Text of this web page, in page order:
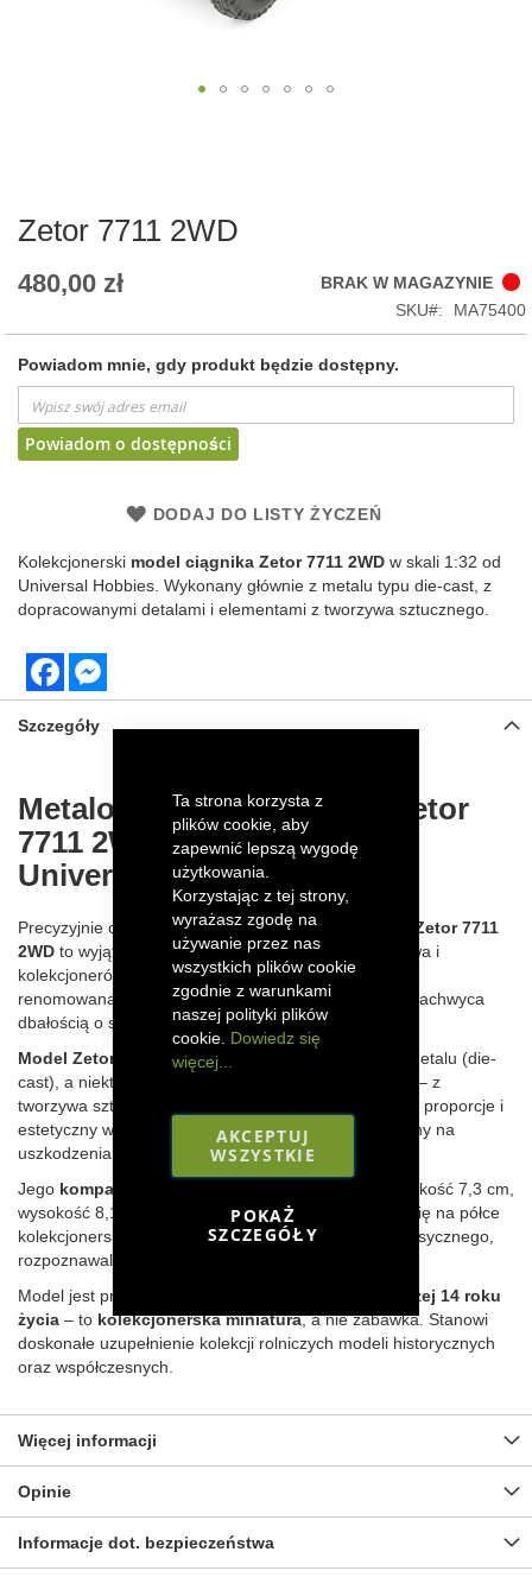
Ta strona korzysta z
plików cookie, aby
zapewnić lepszą wygodę
użytkowania.
Korzystając z tej strony,
wyrażasz zgodę na
używanie przez nas
wszystkich plików cookie
zgodnie z warunkami
naszej polityki plików
cookie. Dowiedz się
więcej...
AKCEPTUJ
WSZYSTKIE
POKAŻ
SZCZEGÓŁY
the
gallery
Zetor 7711 2WD
480,00 zł
BRAK W MAGAZYNIE
SKU
MA75400
Powiadom mnie, gdy produkt będzie dostępny.
Powiadom o dostępności
DODAJ DO LISTY ŻYCZEŃ
Kolekcjonerski model ciągnika Zetor 7711 2WD w skali 1:32 od
Universal Hobbies. Wykonany głównie z metalu typu die-cast, z
dopracowanymi detalami i elementami z tworzywa sztucznego.
Facebook
Szczegóły
Metalowy model ciągnika Zetor
7711 2WD w skali 1:32 od
Universal Hobbies
Precyzyjnie odwzorowany model kultowego ciągnika
Zetor 7711
2WD to wyjątkowa propozycja dla pasjonatów rolnictwa i
kolekcjonerów miniatur. Wykonany w skali1:32
renomowaną markęUniversal Hobbies, model ten zachwyca
dbałością o szczegóły i wysoką jakością wykonania.
Model Zetor 7711 2WDzostał wykonany głównie z metalu (die-
cast), a niektóre elementy – takie jak osprzęt i detale – z
tworzywa sztucznego. Dzięki temu zachowuje idealne proporcje i
estetyczny wygląd, a jednocześnie jest trwały i odporny na
uszkodzenia.
Jego kompaktowe wymiary
(długość 12,6 cm, szerokość 7,3 cm,
wysokość 8,1 cm) sprawiają, że świetnie prezentuje się na półce
kolekcjonerskiej. Czerwone malowanie nadaje mu klasycznego,
rozpoznawalnego wyglądu.
Model jest przeznaczony
wyłącznie dla osób powyżej 14 roku
życia – to kolekcjonerska miniatura, a nie zabawka. Stanowi
doskonałe uzupełnienie kolekcji rolniczych modeli historycznych
oraz współczesnych.
Więcej informacji
Opinie
Informacje dot. bezpieczeństwa